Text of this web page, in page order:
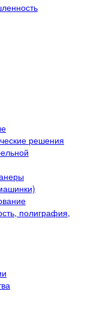
решения
полиграфия,